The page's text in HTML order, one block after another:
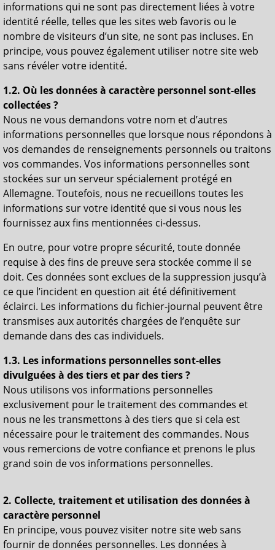
informations qui ne sont pas directement liées à votre
identité réelle, telles que les sites web favoris ou le
nombre de visiteurs d’un site, ne sont pas incluses. En
principe, vous pouvez également utiliser notre site web
sans révéler votre identité.
1.2. Où les données à caractère personnel sont-elles
collectées ?
Nous ne vous demandons votre nom et d’autres
informations personnelles que lorsque nous répondons à
vos demandes de renseignements personnels ou traitons
vos commandes. Vos informations personnelles sont
stockées sur un serveur spécialement protégé en
Allemagne. Toutefois, nous ne recueillons toutes les
informations sur votre identité que si vous nous les
fournissez aux fins mentionnées ci-dessus.
En outre, pour votre propre sécurité, toute donnée
requise à des fins de preuve sera stockée comme il se
doit. Ces données sont exclues de la suppression jusqu’à
ce que l’incident en question ait été définitivement
éclairci. Les informations du fichier-journal peuvent être
transmises aux autorités chargées de l’enquête sur
demande dans des cas individuels.
1.3. Les informations personnelles sont-elles
divulguées à des tiers et par des tiers ?
Nous utilisons vos informations personnelles
exclusivement pour le traitement des commandes et
nous ne les transmettons à des tiers que si cela est
nécessaire pour le traitement des commandes. Nous
vous remercions de votre confiance et prenons le plus
grand soin de vos informations personnelles.
2. Collecte, traitement et utilisation des données à
caractère personnel
En principe, vous pouvez visiter notre site web sans
fournir de données personnelles. Les données à